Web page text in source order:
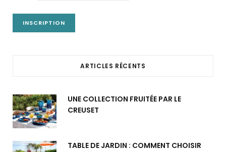
ARTICLES RÉCENTS
UNE COLLECTION FRUITÉE PAR LE
CREUSET
TABLE DE JARDIN : COMMENT CHOISIR